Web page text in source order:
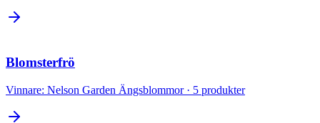
Blomsterfrö
Vinnare: Nelson Garden Ängsblommor· 5 produkter